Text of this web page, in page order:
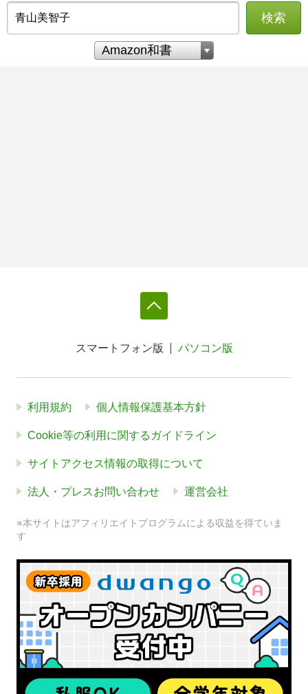
検索
スマートフォン版 パソコン版
利用規約 個人情報保護基本方針
Cookie等の利用に関するガイドライン
サイトアクセス情報の取得について
法人・プレスお問い合わせ 運営会社
※本サイトはアフィリエイトプログラムによる収益を得ていま
す